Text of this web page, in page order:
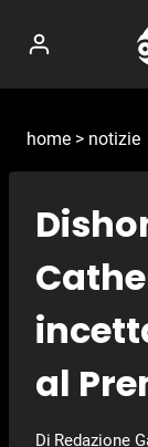
contenuto
home > notizie
al
Di Redazione